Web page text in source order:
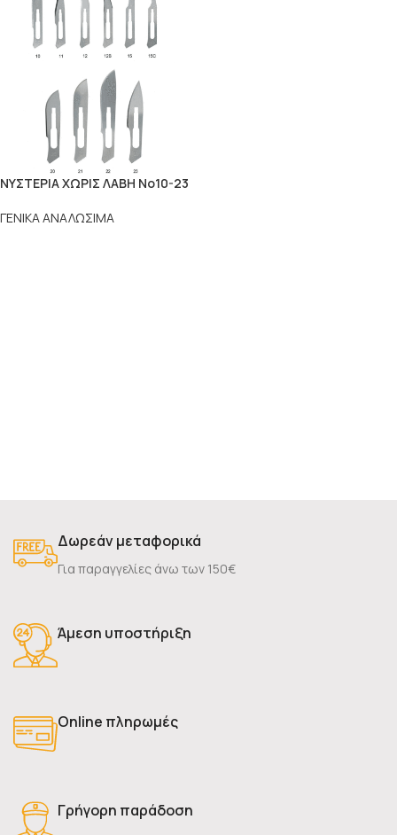
ΝΥΣΤΕΡΙΑ ΧΩΡΙΣ ΛΑΒΗ Νο10-23
ΓΕΝΙΚΑ ΑΝΑΛΩΣΙΜΑ
Δωρεάν μεταφορικά
Για παραγγελίες άνω των 150€
Άμεση υποστήριξη
Online πληρωμές
Γρήγορη παράδοση